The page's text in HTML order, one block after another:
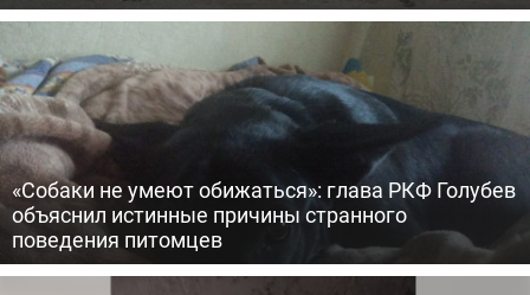
«Собаки не умеют обижаться»: глава РКФ Голубев
объяснил истинные причины странного
поведения питомцев